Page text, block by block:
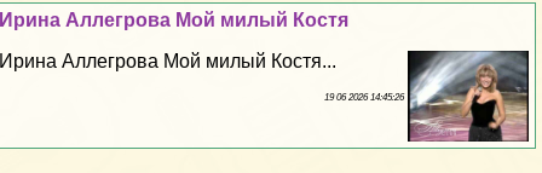
Ирина Аллегрова Мой милый Костя
Ирина Аллегрова Мой милый Костя...
19 06 2026 14:45:26